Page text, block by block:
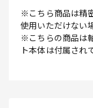
※こちら商品は精
使用いただけない
※こちらの商品は
ト本体は付属され